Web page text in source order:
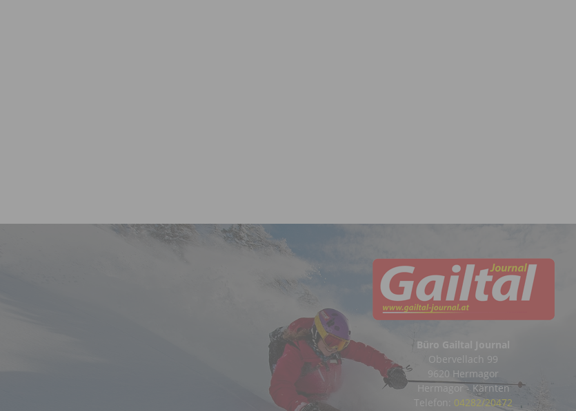
Büro Gailtal Journal
Obervellach 99
9620 Hermagor
Hermagor - Kärnten
Telefon: 04282/20472